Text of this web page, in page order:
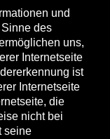
und
des
uns,
Internetseite
ist
Internetseite
die
nicht bei
seine